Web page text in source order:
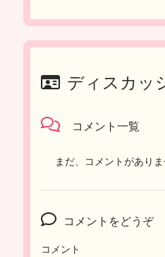
ディスカッ
コメント一覧
まだ、コメントがあり
コメントをどうぞ
コメント